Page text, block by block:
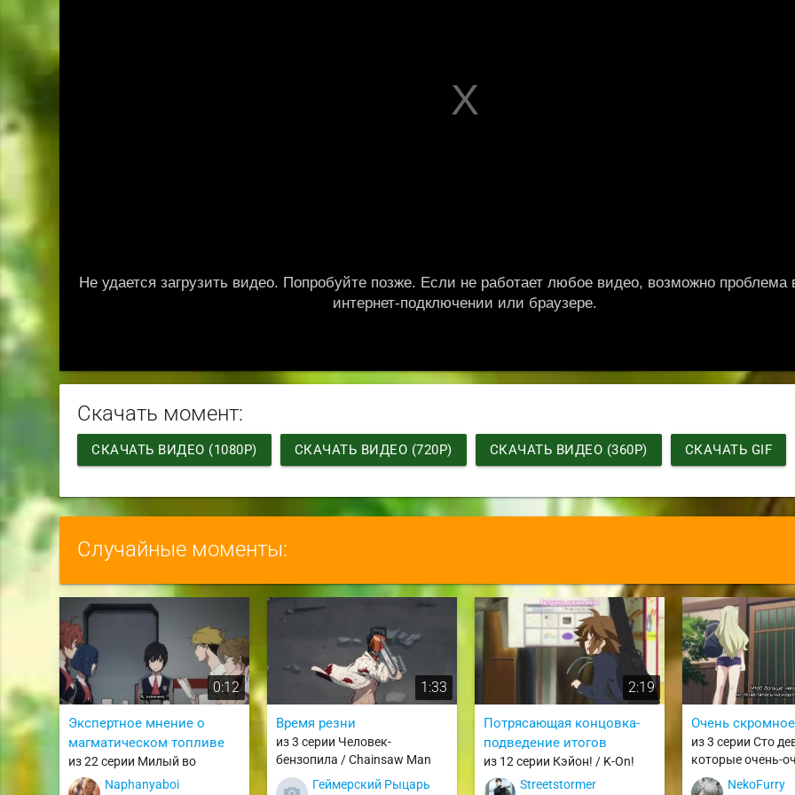
Скачать момент:
СКАЧАТЬ ВИДЕО (1080P) СКАЧАТЬ ВИДЕО (720P) СКАЧАТЬ ВИДЕО (360P) СКАЧАТЬ GIF
Случайные моменты:
0:12
Экспертное мнение о
магматическом топливе
из 22 серии Милый во
Франксе / Darling in the
Naphanyaboi
1:33
Время резни
из 3 серии Человек-
бензопила / Chainsaw Man
Геймерский Рыцарь
2:19
Потрясающая концовка-
подведение итогов
из 12 серии Кэйон! / K-On!
Streetstormer
Очень
из 3 серии Сто
которые очень-
очень-очень
NekoFurry